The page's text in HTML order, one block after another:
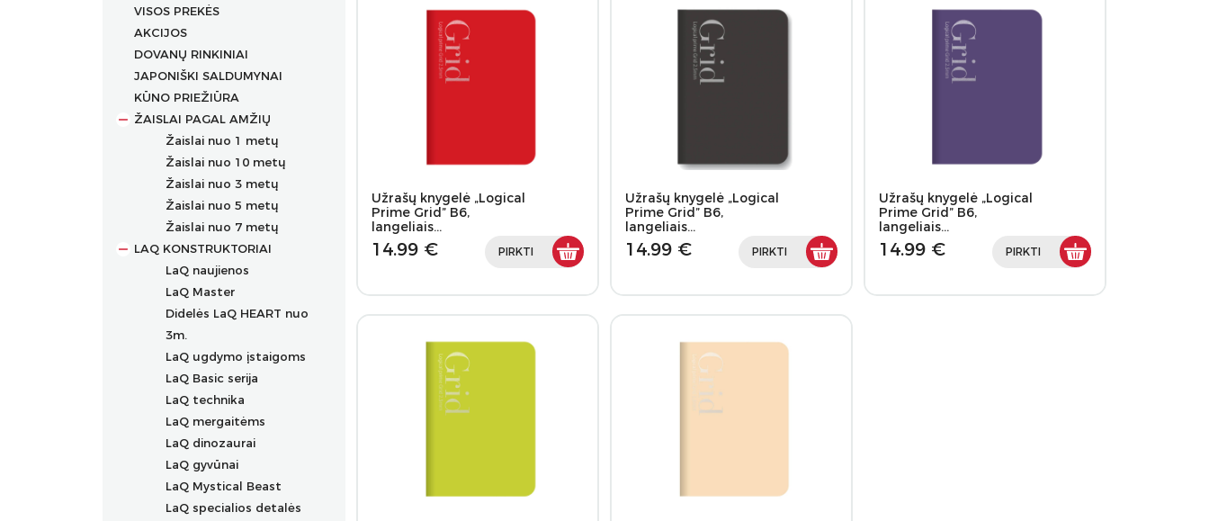
VISOS PREKĖS
AKCIJOS
DOVANŲ RINKINIAI
JAPONIŠKI SALDUMYNAI
KŪNO PRIEŽIŪRA
ŽAISLAI PAGAL AMŽIŲ
Žaislai nuo 1 metų
Žaislai nuo 10 metų
Žaislai nuo 3 metų
Žaislai nuo 5 metų
Žaislai nuo 7 metų
LAQ KONSTRUKTORIAI
LaQ naujienos
LaQ Master
Didelės LaQ HEART nuo
3m.
LaQ ugdymo įstaigoms
LaQ Basic serija
LaQ technika
LaQ mergaitėms
LaQ dinozaurai
LaQ gyvūnai
LaQ Mystical Beast
LaQ specialios detalės
Užrašų knygelė „Logical
Prime Grid” B6,
langeliais…
14.99 € PIRKTI
Užrašų knygelė „Logical
Prime Grid” B6,
langeliais…
14.99 € PIRKTI
Užrašų knygelė „Logical
Prime Grid” B6,
langeliais…
14.99 € PIRKTI